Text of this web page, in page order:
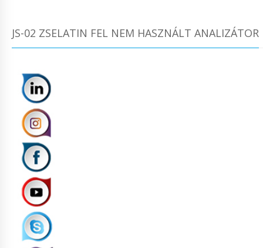
JS-02 ZSELATIN FEL NEM HASZNÁLT ANALIZÁTOR